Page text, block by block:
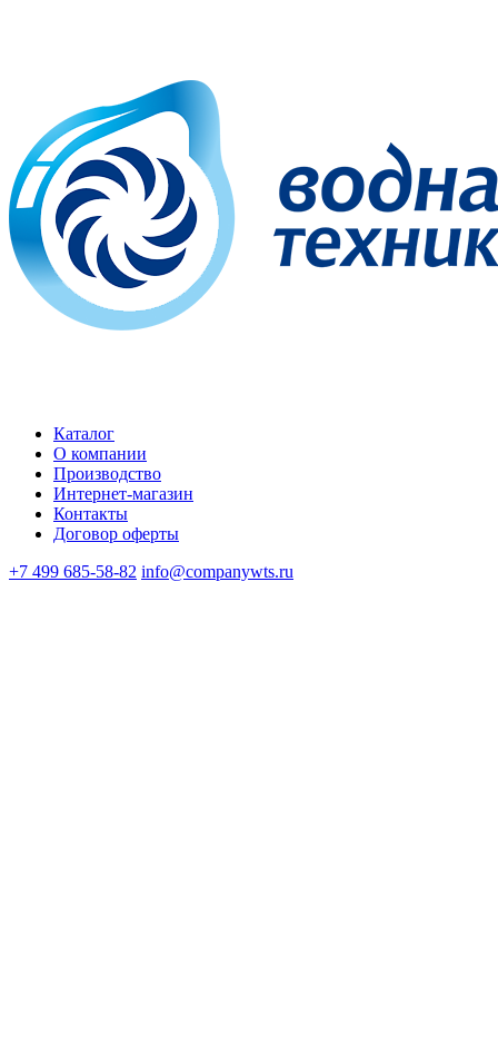
Каталог
О компании
Производство
Интернет-магазин
Контакты
Договор оферты
+7 499 685-58-82 info@companywts.ru